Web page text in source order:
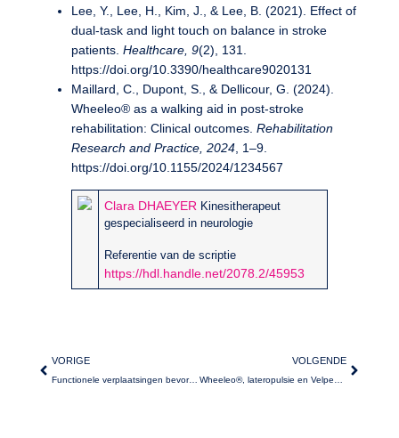
Lee, Y., Lee, H., Kim, J., & Lee, B. (2021). Effect of
dual-task and light touch on balance in stroke
patients. Healthcare, 9(2), 131.
https://doi.org/10.3390/healthcare9020131
Maillard, C., Dupont, S., & Dellicour, G. (2024).
Wheeleo® as a walking aid in post-stroke
rehabilitation: Clinical outcomes. Rehabilitation
Research and Practice, 2024, 1–9.
https://doi.org/10.1155/2024/1234567
Clara DHAEYER Kinesitherapeut
gespecialiseerd in neurologie
Referentie van de scriptie
https://hdl.handle.net/2078.2/45953
VORIGE
Functionele verplaatsingen bevorderen vanaf de ziekenhuisopname
VOLGENDE
Wheeleo®, lateropulsie en Velpeau-verband